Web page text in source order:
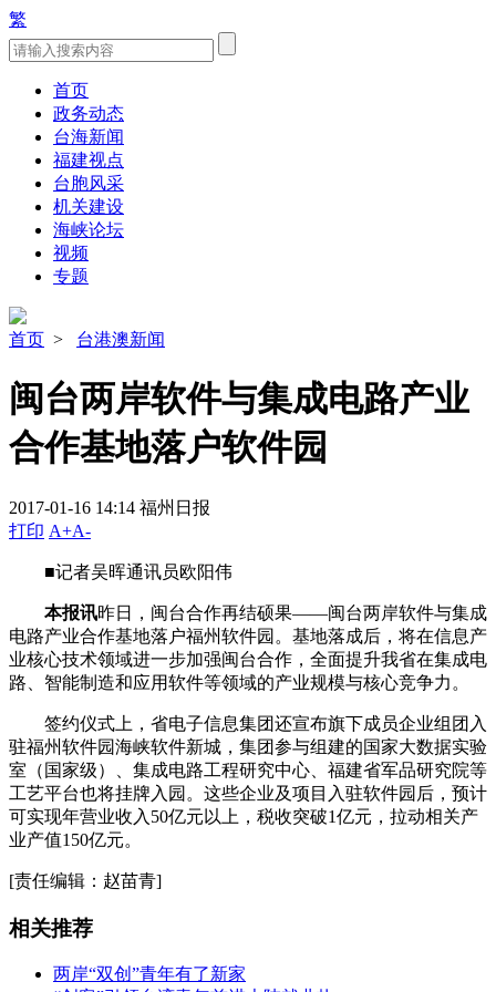
繁
首页
政务动态
台海新闻
福建视点
台胞风采
机关建设
海峡论坛
视频
专题
首页 > 台港澳新闻
闽台两岸软件与集成电路产业
合作基地落户软件园
2017-01-16 14:14 福州日报
打印 A+A-
■记者吴晖通讯员欧阳伟
本报讯昨日，闽台合作再结硕果——闽台两岸软件与集成
电路产业合作基地落户福州软件园。基地落成后，将在信息产
业核心技术领域进一步加强闽台合作，全面提升我省在集成电
路、智能制造和应用软件等领域的产业规模与核心竞争力。
签约仪式上，省电子信息集团还宣布旗下成员企业组团入
驻福州软件园海峡软件新城，集团参与组建的国家大数据实验
室（国家级）、集成电路工程研究中心、福建省军品研究院等
工艺平台也将挂牌入园。这些企业及项目入驻软件园后，预计
可实现年营业收入50亿元以上，税收突破1亿元，拉动相关产
业产值150亿元。
[责任编辑：赵苗青]
相关推荐
两岸“双创”青年有了新家